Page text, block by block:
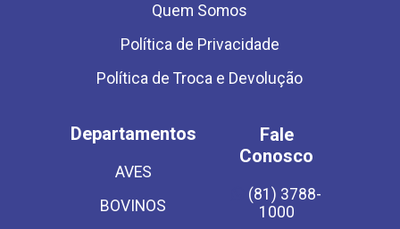
Quem Somos
Política de Privacidade
Política de Troca e Devolução
Departamentos
AVES
BOVINOS
Fale
Conosco
(81) 3788-
1000